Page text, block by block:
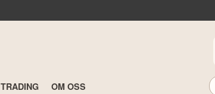
TRADING OM OSS